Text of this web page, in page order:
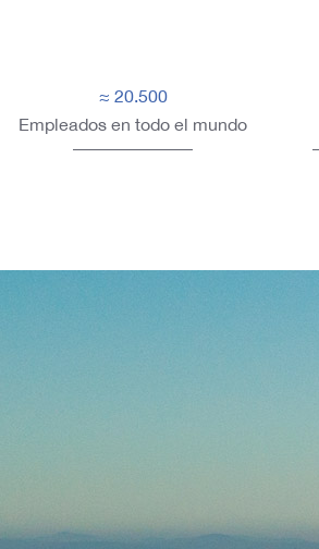
≈ 20.500
Empleados en todo el mundo